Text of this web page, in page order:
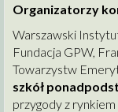
Organizatorzy
Warszawski
Fundacja GPW,
Towarzystw
szkół
przygody z